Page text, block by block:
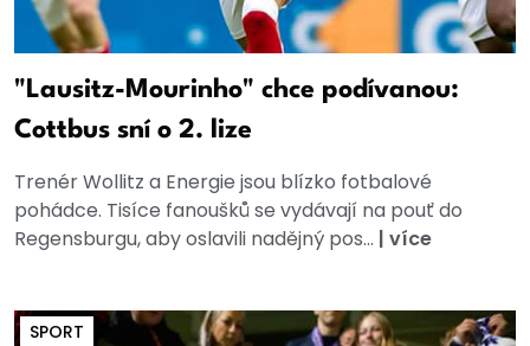
"Lausitz-Mourinho" chce podívanou:
Cottbus sní o 2. lize
Trenér Wollitz a Energie jsou blízko fotbalové
pohádce. Tisíce fanoušků se vydávají na pouť do
Regensburgu, aby oslavili nadějný pos... | více
SPORT